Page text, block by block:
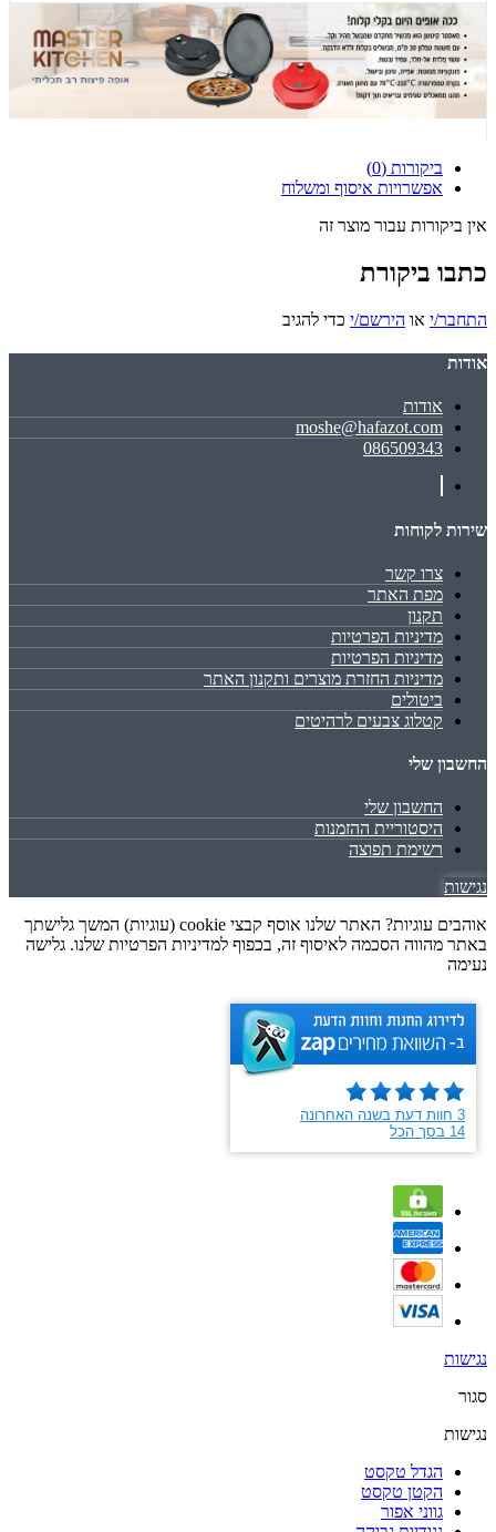
ביקורות (0)
אפשרויות איסוף ומשלוח
אין ביקורות עבור מוצר זה
כתבו ביקורת
התחבר/י או הירשם/י כדי להגיב
אודות
אודות
moshe@hafazot.com
086509343
שירות לקוחות
צרו קשר
מפת האתר
תקנון
מדיניות הפרטיות
מדיניות הפרטיות
מדיניות החזרת מוצרים ותקנון האתר
ביטולים
קטלוג צבעים לרהיטים
החשבון שלי
החשבון שלי
היסטוריית ההזמנות
רשימת תפוצה
נגישות
אוהבים עוגיות? האתר שלנו אוסף קבצי cookie (עוגיות) המשך גלישתך
באתר מהווה הסכמה לאיסוף זה, בכפוף למדיניות הפרטיות שלנו. גלישה
נעימה
נגישות
סגור
נגישות
הגדל טקסט
הקטן טקסט
גווני אפור